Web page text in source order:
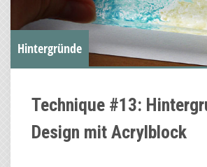
Hintergründe
Technique #13:
Design mit Acrylblock